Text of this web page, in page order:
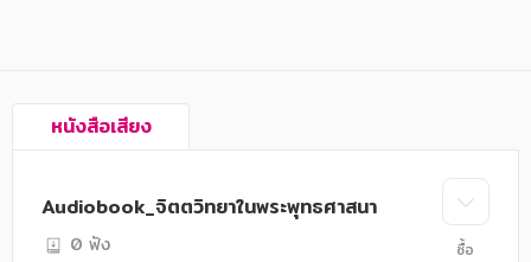
ศิลปะ บันเทิง กีฬา ท่องเที่ยว
ศาสนา และปรัชญา
หนังสือเสียง
Audiobook_จิตตวิทยาในพระพุทธศาสนา
0 ฟัง ซื้อ